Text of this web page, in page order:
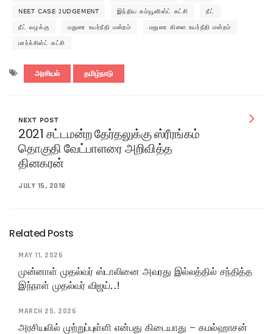
NEET CASE JUDGEMENT இந்திய கம்யூனிஸ்ட் கட்சி நீட்
நீட் வழக்கு மதுரை உயர்நீதி மன்றம் மதுரை கிளை உயர்நீதி மன்றம்
மார்க்சிஸ்ட் கட்சி
அரசியல் தமிழ்நாடு
NEXT POST
2021 சட்டமன்ற தேர்தலுக்கு ஸ்ரீரங்கம்
தொகுதி வேட்பாளரை அறிவித்த
தினகரன்
JULY 15, 2018
Related Posts
MAY 11, 2026
முன்னாள் முதல்வர் ஸ்டாலினை அவரது இல்லத்தில் சந்தித்த
இந்நாள் முதல்வர் விஜய்..!
MARCH 25, 2026
அரசியலில் முற்றுப்புள்ளி என்பது கிடையாது – கமல்ஹாசன்